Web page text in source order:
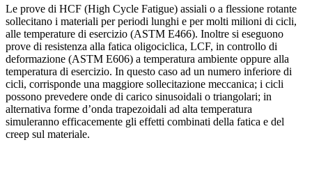
Le prove di HCF (High Cycle Fatigue) assiali o a flessione rotante
sollecitano i materiali per periodi lunghi e per molti milioni di cicli,
alle temperature di esercizio (ASTM E466). Inoltre si eseguono
prove di resistenza alla fatica oligociclica, LCF, in controllo di
deformazione (ASTM E606) a temperatura ambiente oppure alla
temperatura di esercizio. In questo caso ad un numero inferiore di
cicli, corrisponde una maggiore sollecitazione meccanica; i cicli
possono prevedere onde di carico sinusoidali o triangolari; in
alternativa forme d’onda trapezoidali ad alta temperatura
simuleranno efficacemente gli effetti combinati della fatica e del
creep sul materiale.